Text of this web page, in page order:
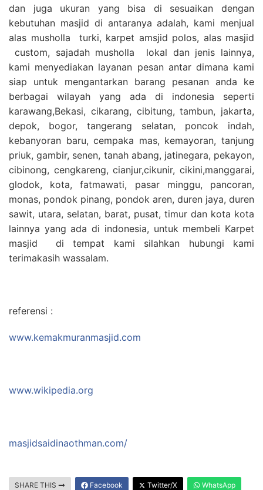
dan juga ukuran yang bisa di sesuaikan dengan
kebutuhan masjid di antaranya adalah, kami menjual
alas musholla turki, karpet amsjid polos, alas masjid
custom, sajadah musholla lokal dan jenis lainnya,
kami menyediakan layanan pesan antar dimana kami
siap untuk mengantarkan barang pesanan anda ke
berbagai wilayah yang ada di indonesia seperti
karawang,Bekasi, cikarang, cibitung, tambun, jakarta,
depok, bogor, tangerang selatan, poncok indah,
kebanyoran baru, cempaka mas, kemayoran, tanjung
priuk, gambir, senen, tanah abang, jatinegara, pekayon,
cibinong, cengkareng, cianjur,cikunir, cikini,manggarai,
glodok, kota, fatmawati, pasar minggu, pancoran,
monas, pondok pinang, pondok aren, duren jaya, duren
sawit, utara, selatan, barat, pusat, timur dan kota kota
lainnya yang ada di indonesia, untuk membeli Karpet
masjid di tempat kami silahkan hubungi kami
terimakasih wassalam.
referensi :
www.kemakmuranmasjid.com
www.wikipedia.org
masjidsaidinaothman.com/
SHARE THIS Facebook Twitter/X WhatsApp